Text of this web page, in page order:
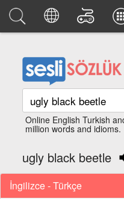
Online English Turkish
million words and idioms.
ugly black beetle
İngilizce - Türkçe